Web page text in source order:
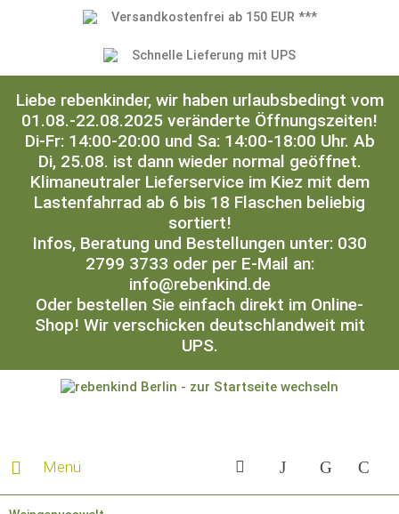
Versandkostenfrei ab 150 EUR ***
Schnelle Lieferung mit UPS
Liebe rebenkinder, wir haben urlaubsbedingt vom
01.08.-22.08.2025 veränderte Öffnungszeiten!
Di-Fr: 14:00-20:00 und Sa: 14:00-18:00 Uhr. Ab
Di, 25.08. ist dann wieder normal geöffnet.
Klimaneutraler Lieferservice im Kiez mit dem
Lastenfahrrad ab 6 bis 18 Flaschen beliebig
sortiert!
Infos, Beratung und Bestellungen unter: 030
2799 3733 oder per E-Mail an:
info@rebenkind.de
Oder bestellen Sie einfach direkt im Online-
Shop! Wir verschicken deutschlandweit mit
UPS.
Menü